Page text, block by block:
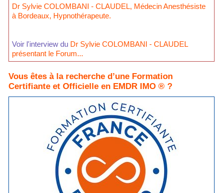
Dr Sylvie COLOMBANI - CLAUDEL, Médecin Anesthésiste
à Bordeaux, Hypnothérapeute.
Voir l'interview du Dr Sylvie COLOMBANI - CLAUDEL
présentant le Forum...
Vous êtes à la recherche d’une Formation
Certifiante et Officielle en EMDR IMO ® ?